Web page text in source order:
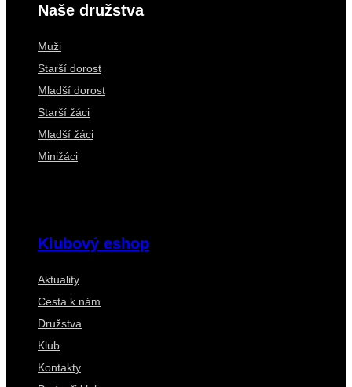
Naše družstva
Muži
Starší dorost
Mladší dorost
Starší žáci
Mladší žáci
Minižáci
Klubový eshop
Aktuality
Cesta k nám
Družstva
Klub
Kontakty